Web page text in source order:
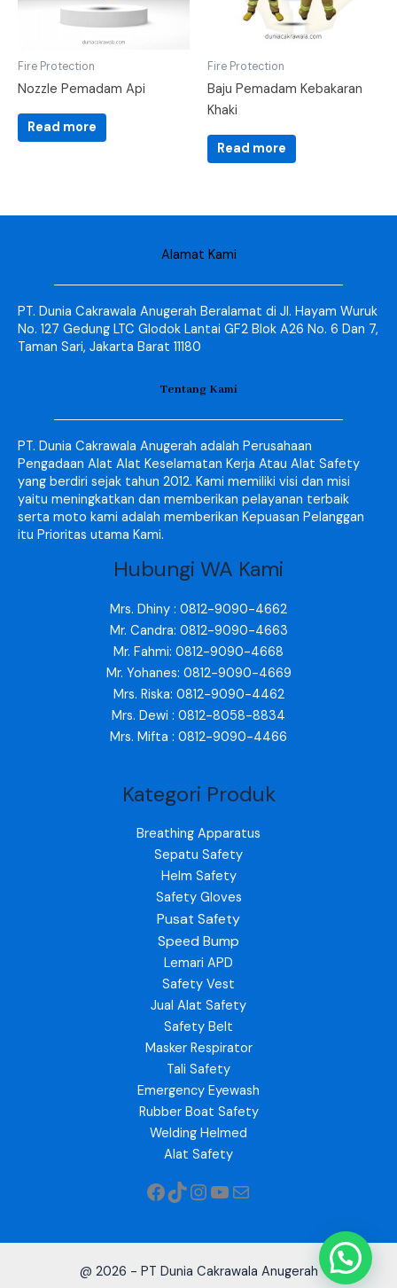
Fire Protection
Nozzle Pemadam Api
Read more
Fire Protection
Baju Pemadam Kebakaran
Khaki
Read more
Alamat Kami
PT. Dunia Cakrawala Anugerah Beralamat di Jl. Hayam Wuruk
No. 127 Gedung LTC Glodok Lantai GF2 Blok A26 No. 6 Dan 7,
Taman Sari, Jakarta Barat 11180
Tentang Kami
PT. Dunia Cakrawala Anugerah adalah Perusahaan
Pengadaan Alat Alat Keselamatan Kerja Atau Alat Safety
yang berdiri sejak tahun 2012. Kami memiliki visi dan misi
yaitu meningkatkan dan memberikan pelayanan terbaik
serta moto kami adalah memberikan Kepuasan Pelanggan
itu Prioritas utama Kami.
Hubungi WA Kami
Mrs. Dhiny : 0812-9090-4662
Mr. Candra: 0812-9090-4663
Mr. Fahmi: 0812-9090-4668
Mr. Yohanes: 0812-9090-4669
Mrs. Riska: 0812-9090-4462
Mrs. Dewi : 0812-8058-8834
Mrs. Mifta : 0812-9090-4466
Kategori Produk
Breathing Apparatus
Sepatu Safety
Helm Safety
Safety Gloves
Pusat Safety
Speed Bump
Lemari APD
Safety Vest
Jual Alat Safety
Safety Belt
Masker Respirator
Tali Safety
Emergency Eyewash
Rubber Boat Safety
Welding Helmed
Alat Safety
@ 2026 - PT Dunia Cakrawala Anugerah